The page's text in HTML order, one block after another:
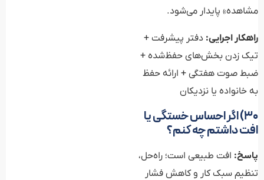
مشاهده» پایدار می‌شود.
راهکار اجرایی: دفتر پیشرفت +
تیک زدن بخش‌های حفظ‌شده +
ضبط صوت هفتگی + ارائه حفظ
به خانواده یا نزدیکان
۳۰) اگر احساس خستگی یا
افت داشتم چه کنم؟
پاسخ: افت طبیعی است؛ راه‌حل،
تنظیم سبک کار و کاهش فشار